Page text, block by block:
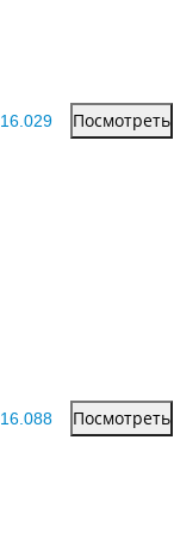
16.029 Посмотреть
16.088 Посмотреть